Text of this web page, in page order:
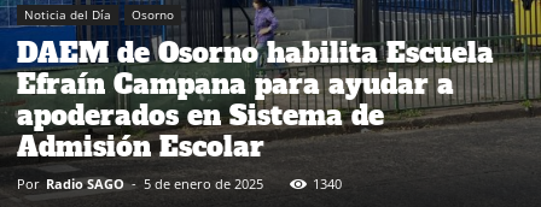
Noticia del Día Osorno
DAEM de Osorno habilita Escuela
Efraín Campana para ayudar a
apoderados en Sistema de
Admisión Escolar
Por Radio SAGO - 5 de enero de 2025 1340